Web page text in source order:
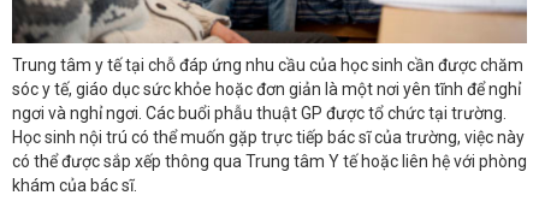
Trung tâm y tế tại chỗ đáp ứng nhu cầu của học sinh cần được chăm
sóc y tế, giáo dục sức khỏe hoặc đơn giản là một nơi yên tĩnh để nghỉ
ngơi và nghỉ ngơi. Các buổi phẫu thuật GP được tổ chức tại trường.
Học sinh nội trú có thể muốn gặp trực tiếp bác sĩ của trường, việc này
có thể được sắp xếp thông qua Trung tâm Y tế hoặc liên hệ với phòng
khám của bác sĩ.